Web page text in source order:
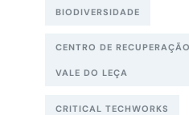
BIODIVERSIDADE
CENTRO DE
VALE DO LEÇA
CRITICAL TECHWORKS